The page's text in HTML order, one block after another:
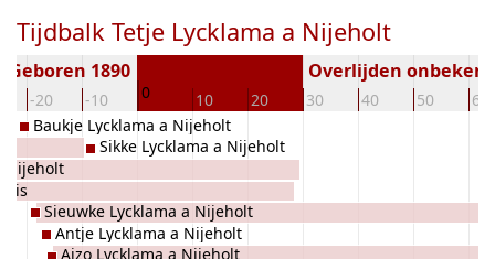
Tijdbalk Tetje Lycklama a Nijeholt
-20 -10 0 10 20 30 40 50 60
Geboren 1890 Overlijden
Nijeholt
Baukje Lycklama a Nijeholt
Sieuwke Lycklama a Nijeholt
Antje Lycklama a Nijeholt
Aizo Lycklama a Nijeholt
Sikke Lycklama a Nijeholt